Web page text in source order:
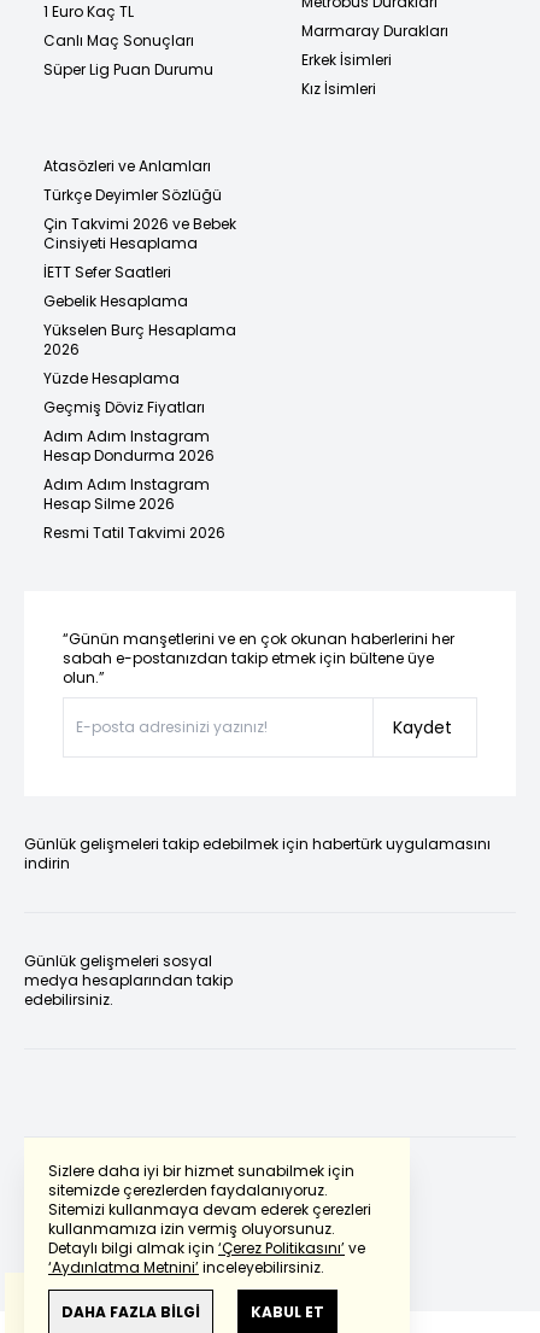
Sizlere daha iyi bir hizmet sunabilmek için
sitemizde çerezlerden faydalanıyoruz.
Sitemizi kullanmaya devam ederek çerezleri
kullanmamıza izin vermiş oluyorsunuz.
Detaylı bilgi almak için ‘Çerez Politikasını’ve
‘Aydınlatma Metnini’inceleyebilirsiniz.
DAHA FAZLA BİLGİ KABUL ET
1 Euro Kaç TL
Canlı Maç Sonuçları
Süper Lig Puan Durumu
Marmaray Durakları
Erkek İsimleri
Kız İsimleri
Atasözleri ve Anlamları
Türkçe Deyimler Sözlüğü
Çin Takvimi 2026 ve Bebek
Cinsiyeti Hesaplama
İETT Sefer Saatleri
Gebelik Hesaplama
Yükselen Burç Hesaplama
2026
Yüzde Hesaplama
Geçmiş Döviz Fiyatları
Adım Adım Instagram
Hesap Dondurma 2026
Adım Adım Instagram
Hesap Silme 2026
Resmi Tatil Takvimi 2026
“Günün manşetlerini ve en çok okunan haberlerini her
sabah e-postanızdan takip etmek için bültene üye
olun.”
Kaydet
Günlük gelişmeleri takip edebilmek için habertürk uygulamasını
indirin
Günlük gelişmeleri sosyal
medya hesaplarından takip
edebilirsiniz.
Powered by Translate
Bu çevirideGoogle Transletekullanılmıştır.
Anlam ve çeviri hatalarından
haberturk.com